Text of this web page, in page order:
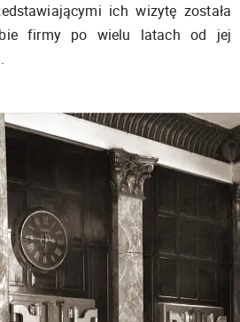
ich wizytę została
firmy po wielu latach od jej